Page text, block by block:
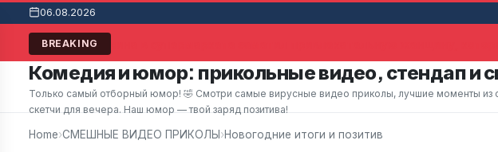
06.08.2026
BREAKINGМужчина в супермаркете заметил привлекательную женщину,
Комедия и юмор: прикольные видео, стендап
Только самый отборный юмор! 🤣 Смотри самые вирусные видео приколы, лучшие моменты из
скетчи для вечера. Наш юмор — твой заряд позитива!
Home›СМЕШНЫЕ ВИДЕО ПРИКОЛЫ ›Новогодние итоги и позитив